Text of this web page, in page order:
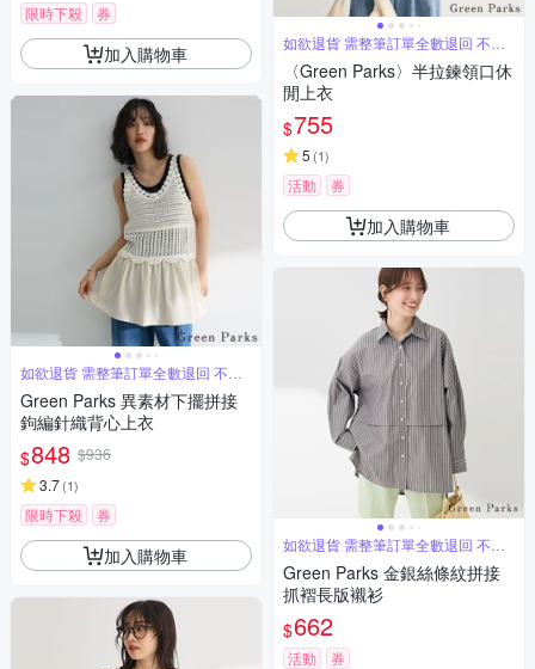
限時下殺
券
加入購物車
如欲退貨 需整筆訂單全數退回 不能
單退
Green Parks 異素材下擺拼接
鉤編針織背心上衣
$848 $936
3.7(1)
限時下殺 券
加入購物車
如欲退貨 需整筆訂單全數退回 不能
單退
〈Green Parks〉半拉鍊領口休
閒上衣
$755
5 (1)
活動 券
加入購物車
如欲退貨 需整筆訂單全數退回 不能
單退
Green Parks 金銀絲條紋拼接
抓褶長版襯衫
$662
活動 券